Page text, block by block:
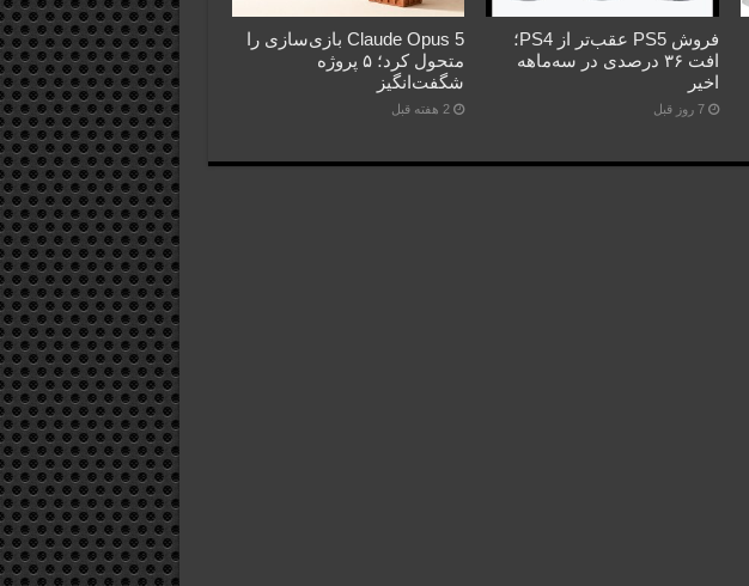
فروش PS5 عقب‌تر از PS4؛
افت ۳۶ درصدی در سه‌ماهه
اخیر
7 روز قبل
Claude Opus 5 بازی‌سازی را
متحول کرد؛ ۵ پروژه
شگفت‌انگیز
2 هفته قبل